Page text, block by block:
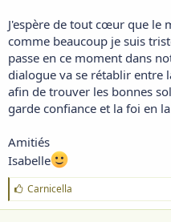
J'espère de tout cœur que le
comme beaucoup je suis
passe en ce moment dans
dialogue va se rétablir entre
afin de trouver les bonnes
garde confiance et la foi en
Amitiés
Isabelle
J
'
a
Carnicella